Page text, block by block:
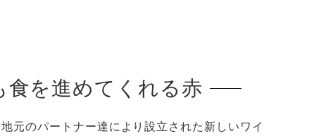
を進めてくれる赤
元のパートナー達により設立された新しいワイ